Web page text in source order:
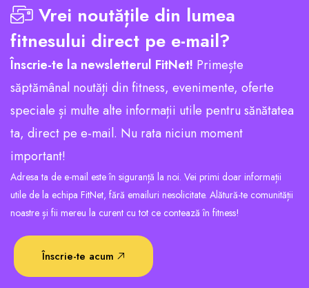
Vrei noutățile din lumea
fitnesului direct pe e-mail?
Înscrie-te la newsletterul FitNet! Primește
săptămânal noutăți din fitness, evenimente, oferte
speciale și multe alte informații utile pentru sănătatea
ta, direct pe e-mail. Nu rata niciun moment
important!
Adresa ta de e-mail este în siguranță la noi. Vei primi doar informații
utile de la echipa FitNet, fără emailuri nesolicitate. Alătură-te comunității
noastre și fii mereu la curent cu tot ce contează în fitness!
Înscrie-te acum